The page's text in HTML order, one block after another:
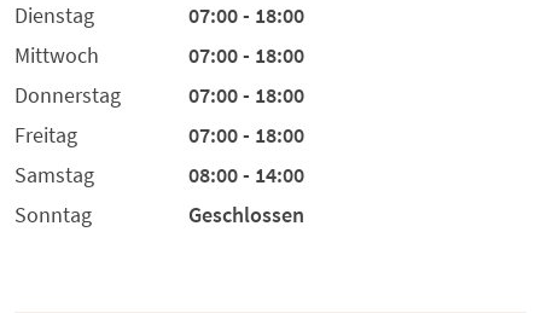
Dienstag
07:00 - 18:00
Mittwoch
07:00 - 18:00
Donnerstag
07:00 - 18:00
Freitag
07:00 - 18:00
Samstag
08:00 - 14:00
Sonntag
Geschlossen